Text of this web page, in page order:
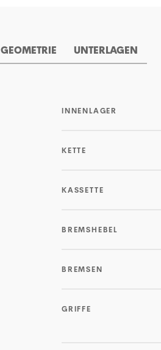
GEOMETRIE UNTERLAGEN
INNENLAGER
KETTE
KASSETTE
BREMSHEBEL
BREMSEN
GRIFFE